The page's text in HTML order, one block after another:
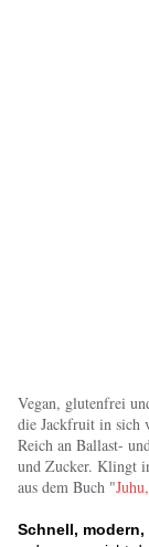
Vegan, glutenfrei
die Jackfruit in sich
Reich an Ballast-
und Zucker. Klingt
aus dem Buch "
Schnell,